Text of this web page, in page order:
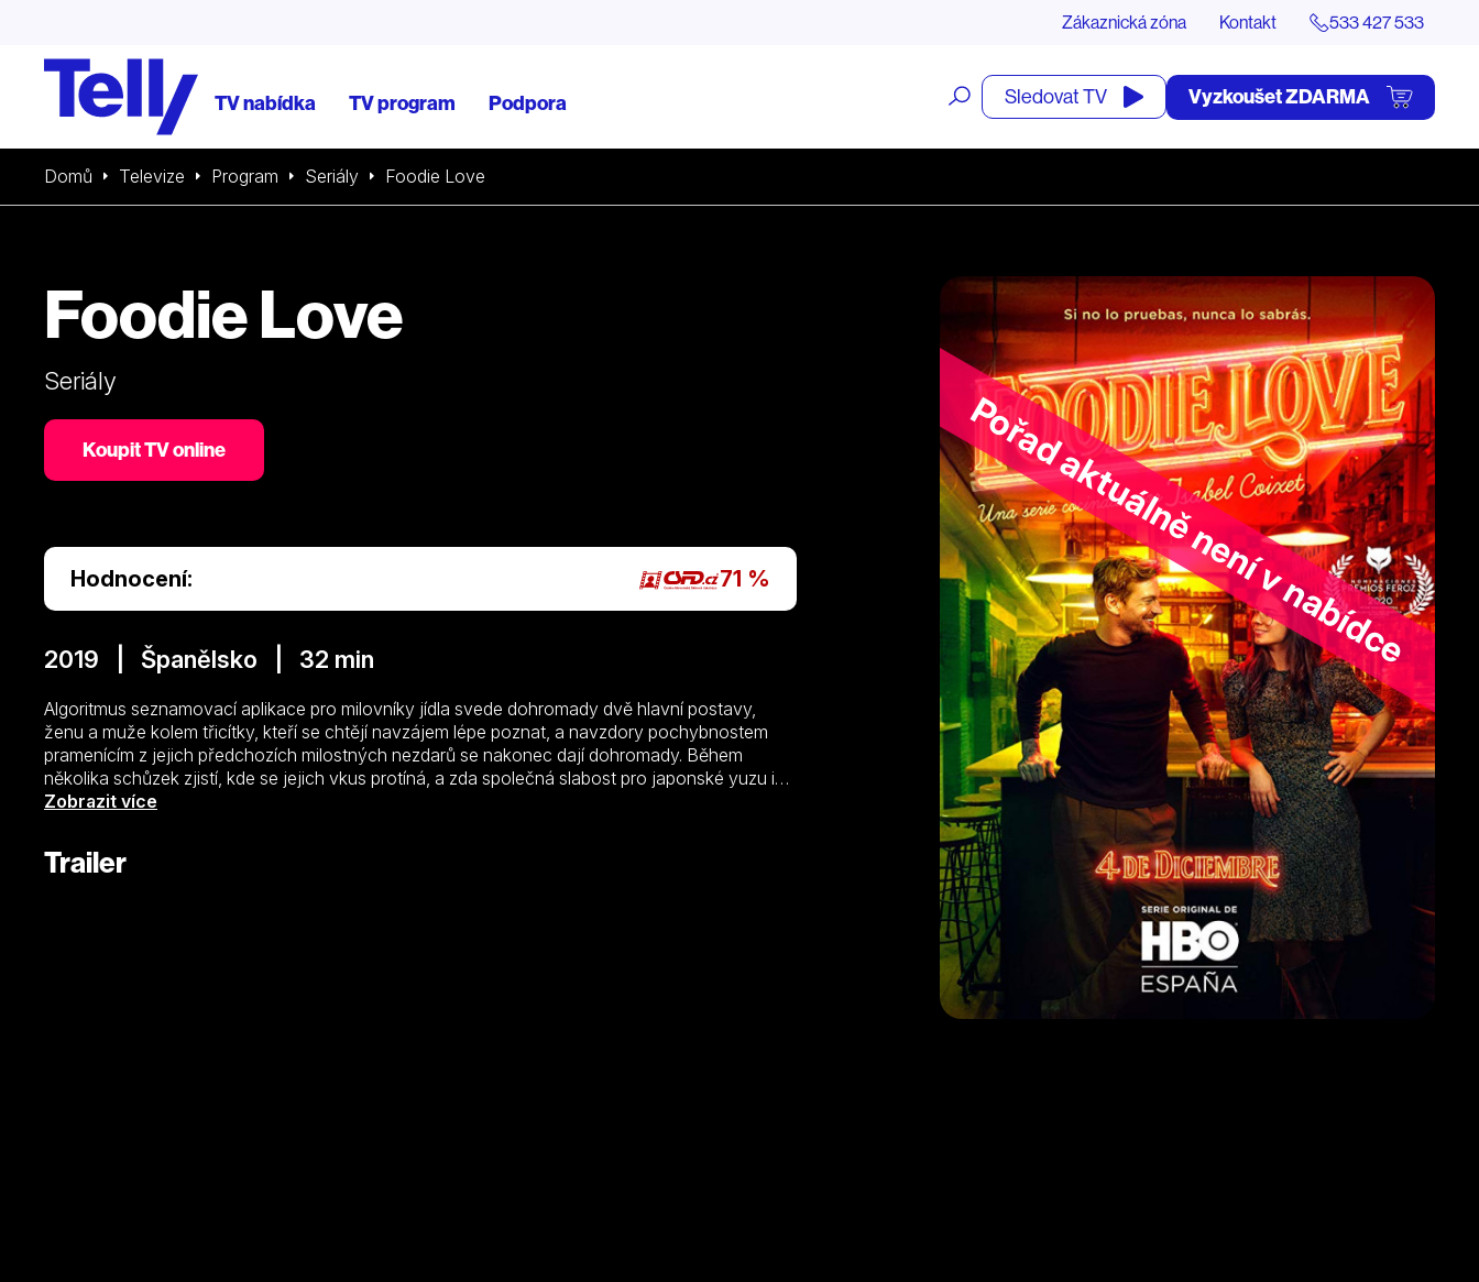
Zákaznická zóna Kontakt 533 427 533
TV nabídka TV program Podpora
Otevřít
vyhledávání
Sledovat TV Vyzkoušet ZDARMA
Domů Televize Program Seriály Foodie Love
Pořad aktuálně není v nabídce
Foodie Love
Seriály
Koupit TV online
Hodnocení: 71 %
2019 | Španělsko | 32 min
Algoritmus seznamovací aplikace pro milovníky jídla svede dohromady dvě hlavní postavy,
ženu a muže kolem třicítky, kteří se chtějí navzájem lépe poznat, a navzdory pochybnostem
pramenícím z jejich předchozích milostných nezdarů se nakonec dají dohromady. Během
několika schůzek zjistí, kde se jejich vkus protíná, a zda společná slabost pro japonské yuzu i
sdílená averze vůči “kulinářským pozérům” stačí k tomu, aby mezi nimi vykvetla opravdová
Zobrazit více
Trailer